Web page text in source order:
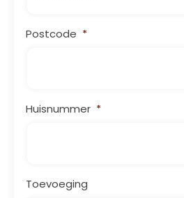
Postcode *
Huisnummer *
Toevoeging